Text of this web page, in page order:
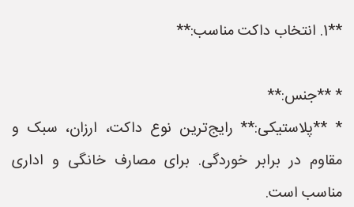
**1. انتخاب داکت مناسب:**
* **جنس:**
* **پلاستیکی:** رایج‌ترین نوع داکت، ارزان، سبک و
مقاوم در برابر خوردگی. برای مصارف خانگی و اداری
مناسب است.